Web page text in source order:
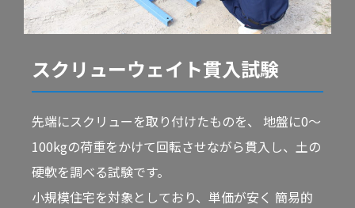
スクリューウェイト貫入試験
先端にスクリューを取り付けたものを、 地盤に0〜
100kgの荷重をかけて回転させながら貫入し、土の
硬軟を調べる試験です。
小規模住宅を対象としており、単価が安く 簡易的